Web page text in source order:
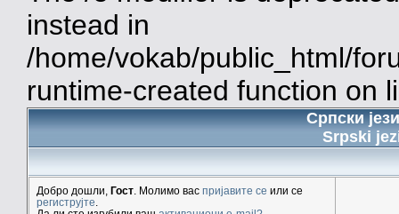
instead in
/home/vokab/public_html/
runtime-created function on
Српски
Srpski
Добро дошли, Гост . Молимо вас пријавите се или се
региструјте